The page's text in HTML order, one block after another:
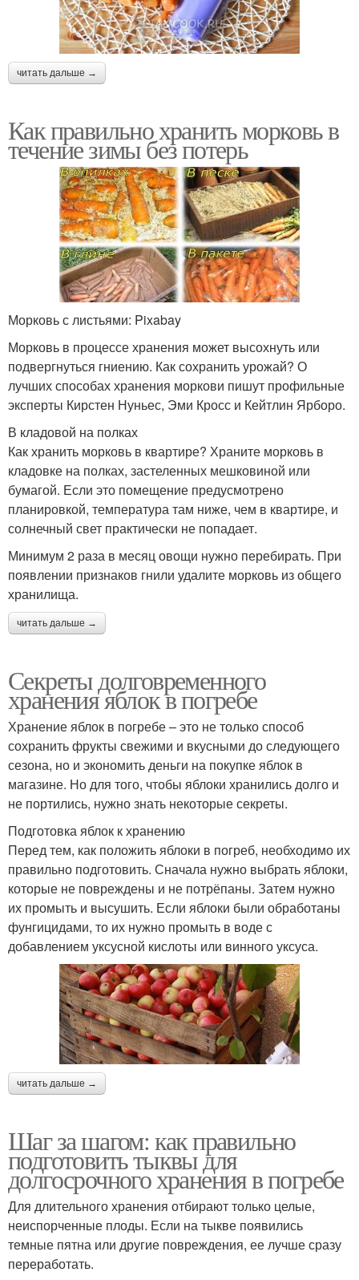
читать дальше →
Как правильно хранить морковь в
течение зимы без потерь
Морковь с листьями: Pixabay
Морковь в процессе хранения может высохнуть или
подвергнуться гниению. Как сохранить урожай? О
лучших способах хранения моркови пишут профильные
эксперты Кирстен Нуньес, Эми Кросс и Кейтлин Ярборо.
В кладовой на полках
Как хранить морковь в квартире? Храните морковь в
кладовке на полках, застеленных мешковиной или
бумагой. Если это помещение предусмотрено
планировкой, температура там ниже, чем в квартире, и
солнечный свет практически не попадает.
Минимум 2 раза в месяц овощи нужно перебирать. При
появлении признаков гнили удалите морковь из общего
хранилища.
читать дальше →
Секреты долговременного
хранения яблок в погребе
Хранение яблок в погребе – это не только способ
сохранить фрукты свежими и вкусными до следующего
сезона, но и экономить деньги на покупке яблок в
магазине. Но для того, чтобы яблоки хранились долго и
не портились, нужно знать некоторые секреты.
Подготовка яблок к хранению
Перед тем, как положить яблоки в погреб, необходимо их
правильно подготовить. Сначала нужно выбрать яблоки,
которые не повреждены и не потрёпаны. Затем нужно
их промыть и высушить. Если яблоки были обработаны
фунгицидами, то их нужно промыть в воде с
добавлением уксусной кислоты или винного уксуса.
читать дальше →
Шаг за шагом: как правильно
подготовить тыквы для
долгосрочного хранения в погребе
Для длительного хранения отбирают только целые,
неиспорченные плоды. Если на тыкве появились
темные пятна или другие повреждения, ее лучше сразу
переработать.